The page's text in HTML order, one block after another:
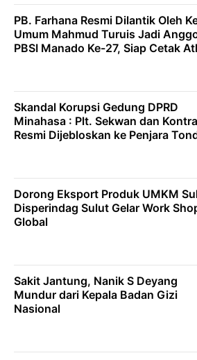
PB. Farhana Resmi Dilantik Oleh
Umum Mahmud Turuis Jadi
PBSI Manado Ke-27, Siap Cetak
Skandal Korupsi Gedung DPRD
Minahasa : Plt. Sekwan dan
Resmi Dijebloskan ke Penjara
Dorong Eksport Produk UMKM
Disperindag Sulut Gelar Work
Global
Sakit Jantung, Nanik S Deyang
Mundur dari Kepala Badan Gizi
Nasional